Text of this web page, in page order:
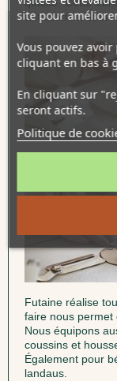
qualité. Cette
antiacarien, et un
Futaine réalise
faire nous permet
Nous équipons
coussins et
Également pour
landaus.
site pour
Vous pouvez
cliquant en bas à
En cliquant sur
seront actifs.
Politique de